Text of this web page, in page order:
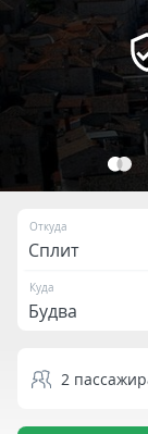
Откуда
Куда
2